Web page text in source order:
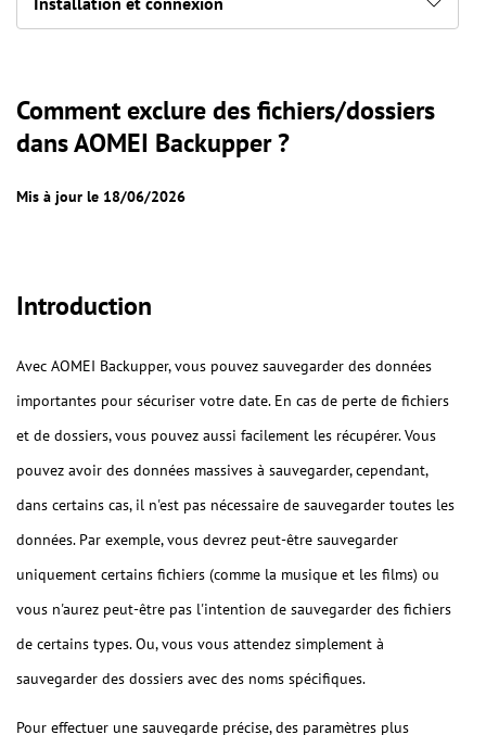
Comment exclure des fichiers/dossiers
dans AOMEI Backupper ?
Mis à jour le 18/06/2026
Introduction
Avec AOMEI Backupper, vous pouvez sauvegarder des données
importantes pour sécuriser votre date. En cas de perte de fichiers
et de dossiers, vous pouvez aussi facilement les récupérer. Vous
pouvez avoir des données massives à sauvegarder, cependant,
dans certains cas, il n'est pas nécessaire de sauvegarder toutes les
données. Par exemple, vous devrez peut-être sauvegarder
uniquement certains fichiers (comme la musique et les films) ou
vous n'aurez peut-être pas l'intention de sauvegarder des fichiers
de certains types. Ou, vous vous attendez simplement à
sauvegarder des dossiers avec des noms spécifiques.
Pour effectuer une sauvegarde précise, des paramètres plus